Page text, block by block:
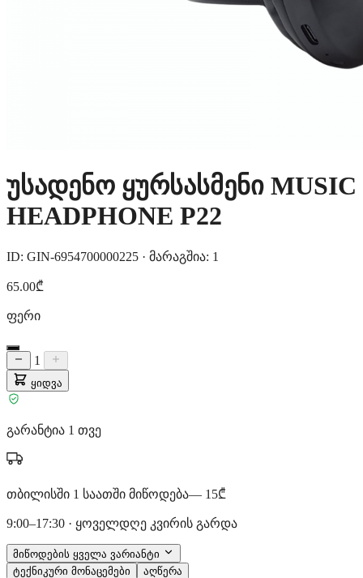
უსადენო ყურსასმენი MUSIC
HEADPHONE P22
ID: GIN-6954700000225 · მარაგშია: 1
65.00₾
ფერი
1
ყიდვა
გარანტია 1 თვე
თბილისში 1 საათში მიწოდება— 15₾
9:00–17:30 · ყოველდღე კვირის გარდა
მიწოდების ყველა ვარიანტი
ტექნიკური მონაცემები
აღწერა